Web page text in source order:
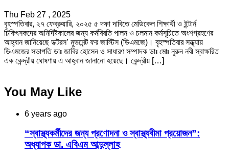
Thu Feb 27 , 2025
বৃহস্পতিবার, ২৭ ফেব্রুয়ারি, ২০২৫ ৫ দফা দাবিতে মেডিকেল শিক্ষার্থী ও ইন্টার্ন
চিকিৎসকদের অনির্দিষ্টকালের জন্য কর্মবিরতি পালন ও চলমান কর্মসূচিতে অংশগ্রহণের
আহ্বান জানিয়েছে ডক্টরস’ মুভমেন্ট ফর জাস্টিস (ডিএমজে)। বৃহস্পতিবার সন্ধ্যায়
ডিএমজের সভাপতি ডাঃ জাবির হোসেন ও সাধারণ সম্পাদক ডাঃ মোঃ নুরুন নবী স্বাক্ষরিত
এক কেন্দ্রীয় ঘোষণায় এ আহ্বান জানানো হয়েছে। কেন্দ্রীয় […]
You May Like
6 years ago
“স্বাস্থ্যকর্মীদের জন্য প্রণোদনা ও স্বাস্থ্যবীমা প্রয়োজন”:
অধ্যাপক ডা. এবিএম আব্দুল্লাহ